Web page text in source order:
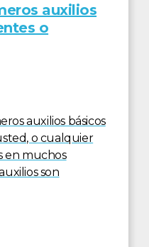
auxilios
o
auxilios básicos
o cualquier
en muchos
son